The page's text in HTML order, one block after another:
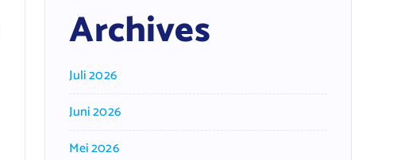
Archives
Juli 2026
Juni 2026
Mei 2026